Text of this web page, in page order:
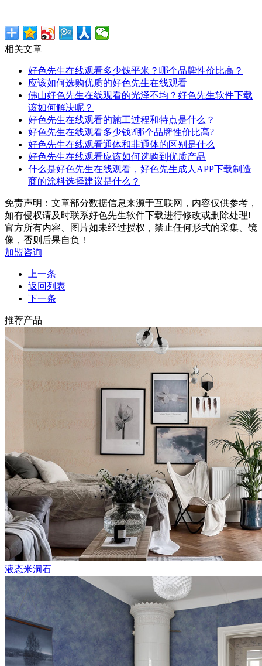
相关文章
好色先生在线观看多少钱平米？哪个品牌性价比高？
应该如何选购优质的好色先生在线观看
佛山好色先生在线观看的光泽不均？好色先生软件下载
该如何解决呢？
好色先生在线观看的施工过程和特点是什么？
好色先生在线观看多少钱?哪个品牌性价比高?
好色先生在线观看通体和非通体的区别是什么
好色先生在线观看应该如何选购到优质产品
什么是好色先生在线观看，好色先生成人APP下载制造
商的涂料选择建议是什么？
免责声明：文章部分数据信息来源于互联网，内容仅供参考，
如有侵权请及时联系好色先生软件下载进行修改或删除处理!
官方所有内容、图片如未经过授权，禁止任何形式的采集、镜
像，否则后果自负！
加盟咨询
上一条
返回列表
下一条
推荐产品
液态米洞石